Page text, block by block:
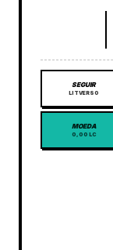
SEGUIR
LITVERSO
MOEDA
0,00 LC